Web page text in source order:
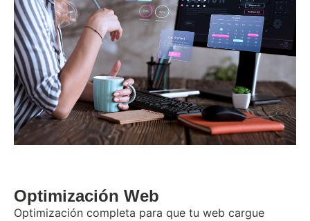
Optimización Web
Optimización completa para que tu web cargue